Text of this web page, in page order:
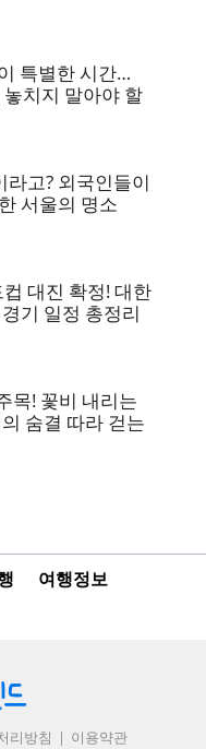
특별한 시간…
치지 말아야 할
고? 외국인들이
서울의 명소
대진 확정! 대한
기 일정 총정리
목! 꽃비 내리는
숨결 따라 걷는
여행정보
리방침
이용약관